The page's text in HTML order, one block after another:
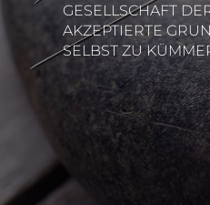
GESELLSCHAFT
AKZEPTIERTE
SELBST ZU